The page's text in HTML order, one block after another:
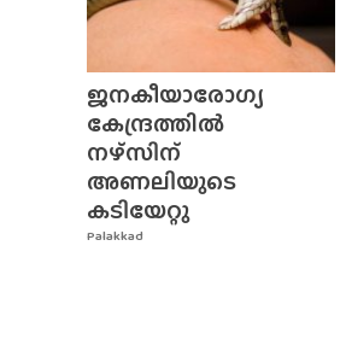
Palakkad
ജനകീയാരോഗ്യ
കേന്ദ്രത്തിൽ
നഴ്‌സിന്‌
അണലിയുടെ
കടിയേറ്റു